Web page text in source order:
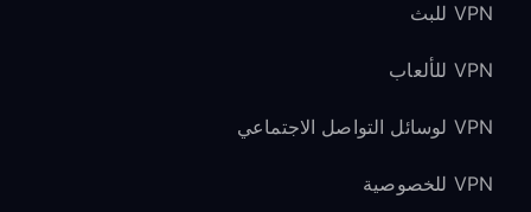
VPN للبث
VPN للألعاب
VPN لوسائل التواصل الاجتماعي
VPN للخصوصية